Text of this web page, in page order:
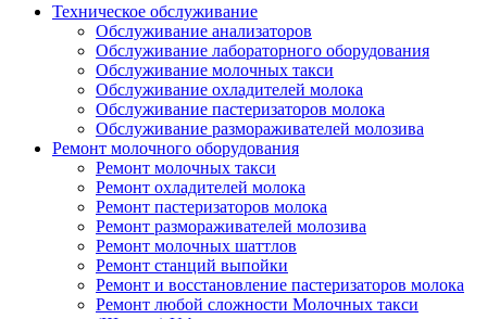
Техническое обслуживание
Обслуживание анализаторов
Обслуживание лабораторного оборудования
Обслуживание молочных такси
Обслуживание охладителей молока
Обслуживание пастеризаторов молока
Обслуживание размораживателей молозива
Ремонт молочного оборудования
Ремонт молочных такси
Ремонт охладителей молока
Ремонт пастеризаторов молока
Ремонт размораживателей молозива
Ремонт молочных шаттлов
Ремонт станций выпойки
Ремонт и восстановление пастеризаторов молока
Ремонт любой сложности Молочных такси